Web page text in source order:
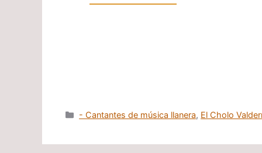
Categorías
- Cantantes de música llanera, El Cholo